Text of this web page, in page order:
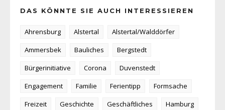
DAS KÖNNTE SIE AUCH INTERESSIEREN
Ahrensburg Alstertal
Alstertal/Walddörfer
Ammersbek
Bauliches
Bergstedt
Bürgerinitiative
Corona
Duvenstedt
Engagement
Familie Ferientipp
Formsache
Freizeit
Geschichte Geschäftliches
Hamburg